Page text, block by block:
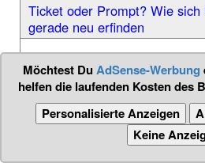
Ticket oder Prompt? Wie sich
gerade neu erfinden
Möchtest DuAdSense-Werbung
helfen die laufenden Kosten des
Personalisierte Anzeigen
Keine